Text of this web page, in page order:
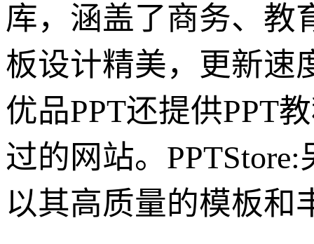
库，涵盖了商务、教
板设计精美，更新速
优品PPT还提供PPT
过的网站。
以其高质量的模板和